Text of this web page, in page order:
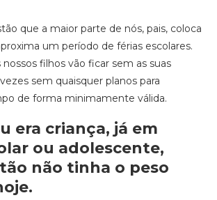
que a maior parte de nós, pais, coloca
um período de férias escolares.
filhos vão ficar sem as suas
sem quaisquer planos para
de forma minimamente válida.
era criança, já em
ou adolescente,
não tinha o peso